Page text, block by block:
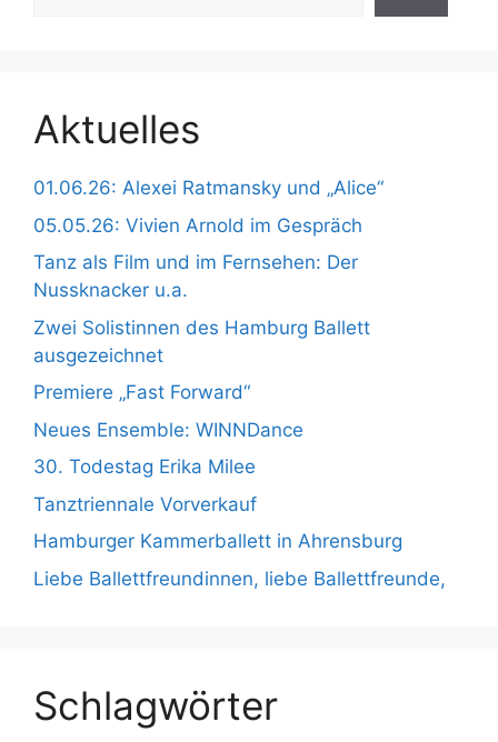
Aktuelles
01.06.26: Alexei Ratmansky und „Alice“
05.05.26: Vivien Arnold im Gespräch
Tanz als Film und im Fernsehen: Der
Nussknacker u.a.
Zwei Solistinnen des Hamburg Ballett
ausgezeichnet
Premiere „Fast Forward“
Neues Ensemble: WINNDance
30. Todestag Erika Milee
Tanztriennale Vorverkauf
Hamburger Kammerballett in Ahrensburg
Liebe Ballettfreundinnen, liebe Ballettfreunde,
Schlagwörter